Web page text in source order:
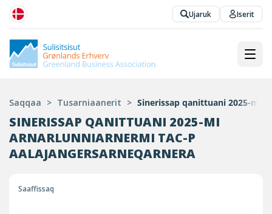
Ujaruk Iserit
Saqqaa > Tusarniaanerit > Sinerissap qanittuani 2025-mi
SINERISSAP QANITTUANI 2025-MI
ARNARLUNNIARNERMI TAC-P
AALAJANGERSARNEQARNERA
Saaffissaq